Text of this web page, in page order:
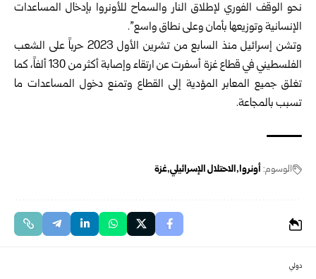
نحو الوقف الفوري لإطلاق النار والسماح للأونروا بإدخال المساعدات
الإنسانية وتوزيعها بأمان وعلى نطاق واسع”.
وتشن إسرائيل منذ السابع من تشرين الأول 2023 حرباً على الشعب
الفلسطيني في قطاع غزة أسفرت عن ارتقاء وإصابة أكثر من 130 ألفاً، كما
تغلق جميع المعابر المؤدية إلى القطاع وتمنع دخول المساعدات ما
تسبب بالمجاعة.
الوسوم: أونروا الاحتلال الإسرائيلي غزة
دولي